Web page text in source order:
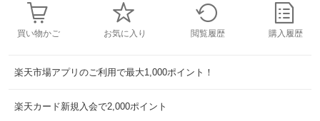
買い物かご お気に入り 閲覧履歴 購入履歴
楽天市場アプリのご利用で最大1,000ポイント！
楽天カード新規入会で2,000ポイント